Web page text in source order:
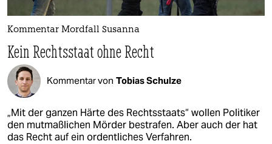
Kommentar Mordfall Susanna
Kein Rechtsstaat ohne Recht
Kommentar von Tobias Schulze
„Mit der ganzen Härte des Rechtsstaats“ wollen Politiker
den mutmaßlichen Mörder bestrafen. Aber auch der hat
das Recht auf ein ordentliches Verfahren.